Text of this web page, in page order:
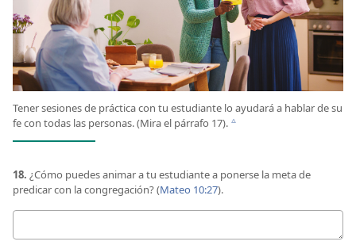
Tener sesiones de práctica con tu estudiante lo ayudará a hablar de su
fe con todas las personas. (Mira el párrafo 17). c
18. ¿Cómo puedes animar a tu estudiante a ponerse la meta de
predicar con la congregación? (Mateo 10:27).